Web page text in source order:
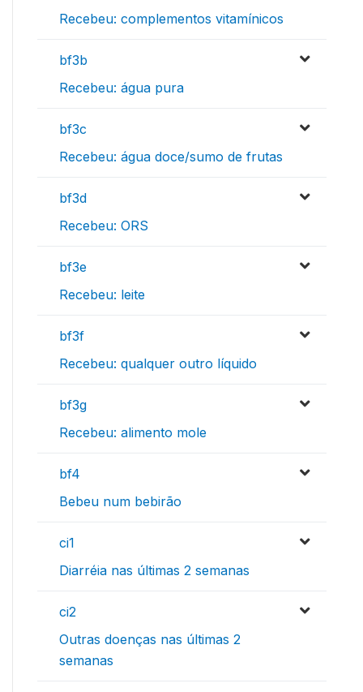
Recebeu: complementos vitamínicos
bf3b
Recebeu: água pura
bf3c
Recebeu: água doce/sumo de frutas
bf3d
Recebeu: ORS
bf3e
Recebeu: leite
bf3f
Recebeu: qualquer outro líquido
bf3g
Recebeu: alimento mole
bf4
Bebeu num bebirão
ci1
Diarréia nas últimas 2 semanas
ci2
Outras doenças nas últimas 2
semanas